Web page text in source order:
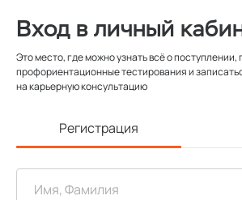
Вход в личный
Это место, где можно узнать всё о поступлении,
профориентационные тестирования и
на карьерную консультацию
Регистрация